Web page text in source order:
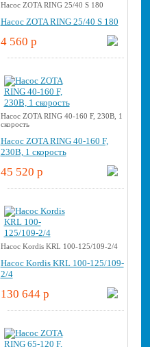
Насос ZOTA RING 25/40 S 180
Насос ZOTA RING 25/40 S 180
4 560 p
Насос ZOTA RING 40-160 F, 230В, 1
скорость
Насос ZOTA RING 40-160 F,
230В, 1 скорость
45 520 p
Насос Kordis KRL 100-125/109-2/4
Насос Kordis KRL 100-125/109-
2/4
130 644 p